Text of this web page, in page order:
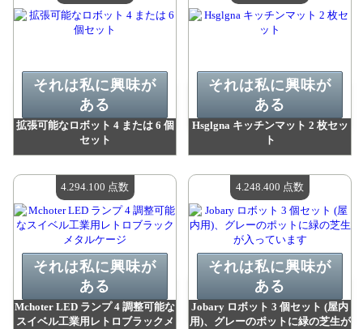
拡張可能なロボット 4 または 6 個
セット
利用可能な数量：4
それは私に興味が
ある
Hsglgna キッチンマット 2 枚セッ
ト
利用可能な数量：4
それは私に興味が
ある
Mchoter LED ランプ 4 調整可能な
スイベル工業用レトロブラックメ
それは私に興味が
ある
4.294.100 点数
Jobary ロボット 3 個セット (屋内
用)、グレーのポットに緑の芝生が
それは私に興味が
ある
4.248.400 点数